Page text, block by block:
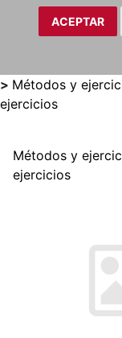
ACEPTAR
> Métodos y
ejercicios
Métodos y
ejercicios